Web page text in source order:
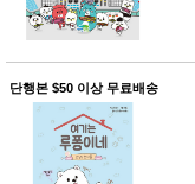
단행본 $50 이상 무료배송